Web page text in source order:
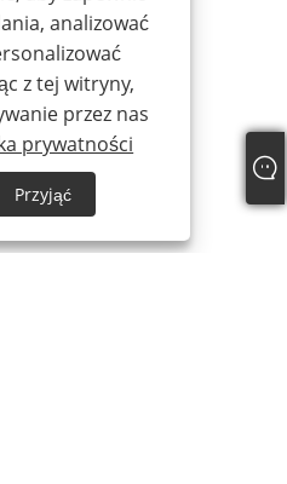
analizować
z tej witryny,
przez nas
prywatności
Przyjąć